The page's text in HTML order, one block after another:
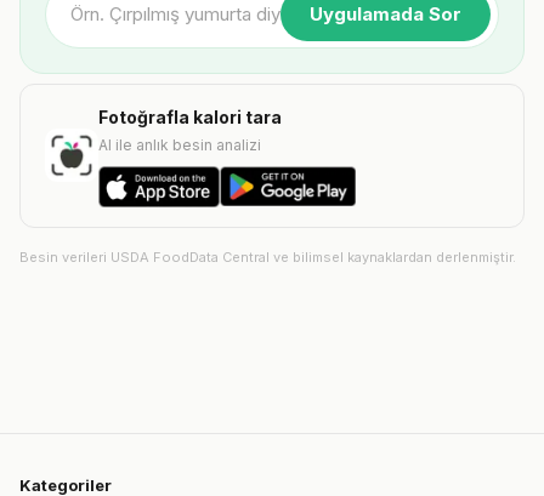
Uygulamada Sor
Fotoğrafla kalori tara
AI ile anlık besin analizi
Besin verileri USDA FoodData Central ve bilimsel kaynaklardan derlenmiştir.
Kategoriler